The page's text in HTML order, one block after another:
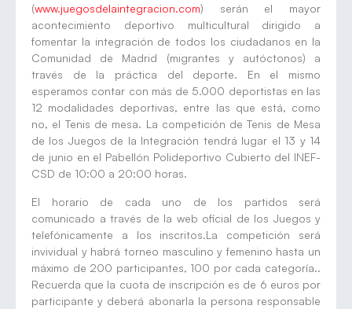
(www.juegosdelaintegracion.com) serán el mayor
acontecimiento deportivo multicultural dirigido a
fomentar la integración de todos los ciudadanos en la
Comunidad de Madrid (migrantes y autóctonos) a
través de la práctica del deporte. En el mismo
esperamos contar con más de 5.000 deportistas en las
12 modalidades deportivas, entre las que está, como
no, el Tenis de mesa. La competición de Tenis de Mesa
de los Juegos de la Integración tendrá lugar el 13 y 14
de junio en el Pabellón Polideportivo Cubierto del INEF-
CSD de 10:00 a 20:00 horas.
El horario de cada uno de los partidos será
comunicado a través de la web oficial de los Juegos y
telefónicamente a los inscritos.La competición será
invividual y habrá torneo masculino y femenino hasta un
máximo de 200 participantes, 100 por cada categoría..
Recuerda que la cuota de inscripción es de 6 euros por
participante y deberá abonarla la persona responsable